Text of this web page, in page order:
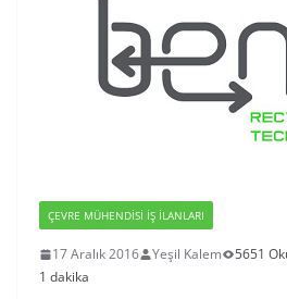
ÇEVRE MÜHENDISI İŞ İLANLARI
17 Aralık 2016 Yeşil Kalem 5651
1 dakika